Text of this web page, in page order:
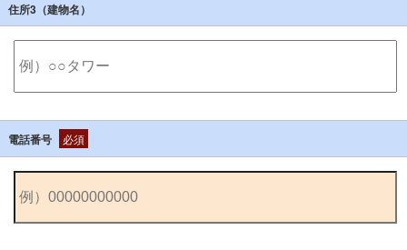
住所3（建物名）
電話番号 必須